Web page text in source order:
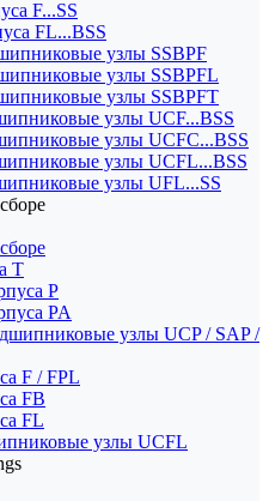
F...SS
FL...BSS
узлы SSBPF
узлы SSBPFL
узлы SSBPFT
узлы UCF...BSS
узлы UCFC...BSS
узлы UCFL...BSS
узлы UFL...SS
T
P
PA
узлы UCP / SAP /
F / FPL
FB
FL
узлы UCFL